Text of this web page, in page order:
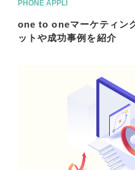
PHONE APPLI
one to oneマーケティン
ットや成功事例を紹介